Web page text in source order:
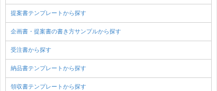
提案書テンプレートから探す
企画書・提案書の書き方サンプルから探す
受注書から探す
納品書テンプレートから探す
領収書テンプレートから探す